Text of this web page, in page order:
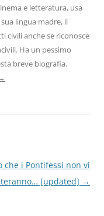
e letteratura, usa
lingua madre, il
civili anche se riconosce
Ha un pessimo
breve biografia.
che i Pontifessi non vi
[updated] →